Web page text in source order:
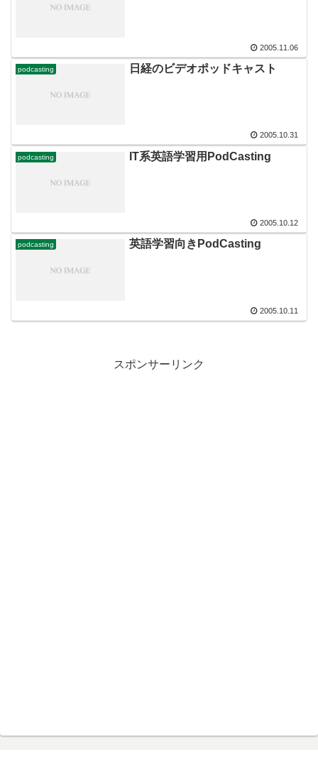
2005.11.06
podcasting 日経のビデオポッドキャスト
2005.10.31
podcasting IT系英語学習用PodCasting
2005.10.12
podcasting 英語学習向きPodCasting
2005.10.11
スポンサーリンク